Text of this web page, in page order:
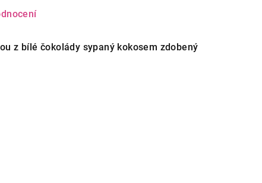
z bílé čokolády sypaný kokosem zdobený